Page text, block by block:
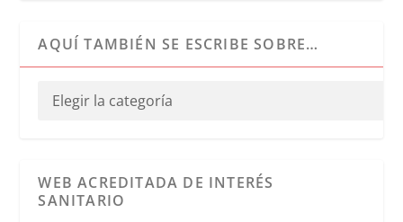
AQUÍ TAMBIÉN SE ESCRIBE SOBRE…
WEB ACREDITADA DE INTERÉS
SANITARIO